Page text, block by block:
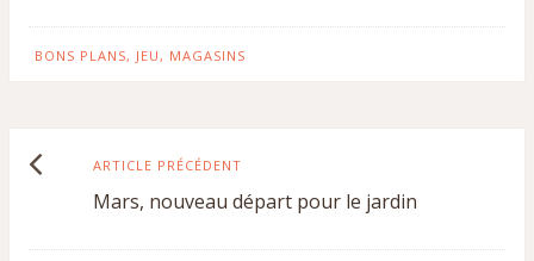
BONS PLANS, JEU, MAGASINS
ARTICLE PRÉCÉDENT
précédent
Mars, nouveau départ pour le jardin